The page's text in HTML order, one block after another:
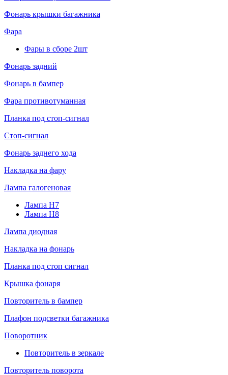
Фонарь крышки багажника
Фара
Фары в сборе 2шт
Фонарь задний
Фонарь в бампер
Фара противотуманная
Планка под стоп-сигнал
Стоп-сигнал
Фонарь заднего хода
Накладка на фару
Лампа галогеновая
Лампа H7
Лампа H8
Лампа диодная
Накладка на фонарь
Планка под стоп сигнал
Крышка фонаря
Повторитель в бампер
Плафон подсветки багажника
Поворотник
Повторитель в зеркале
Повторитель поворота